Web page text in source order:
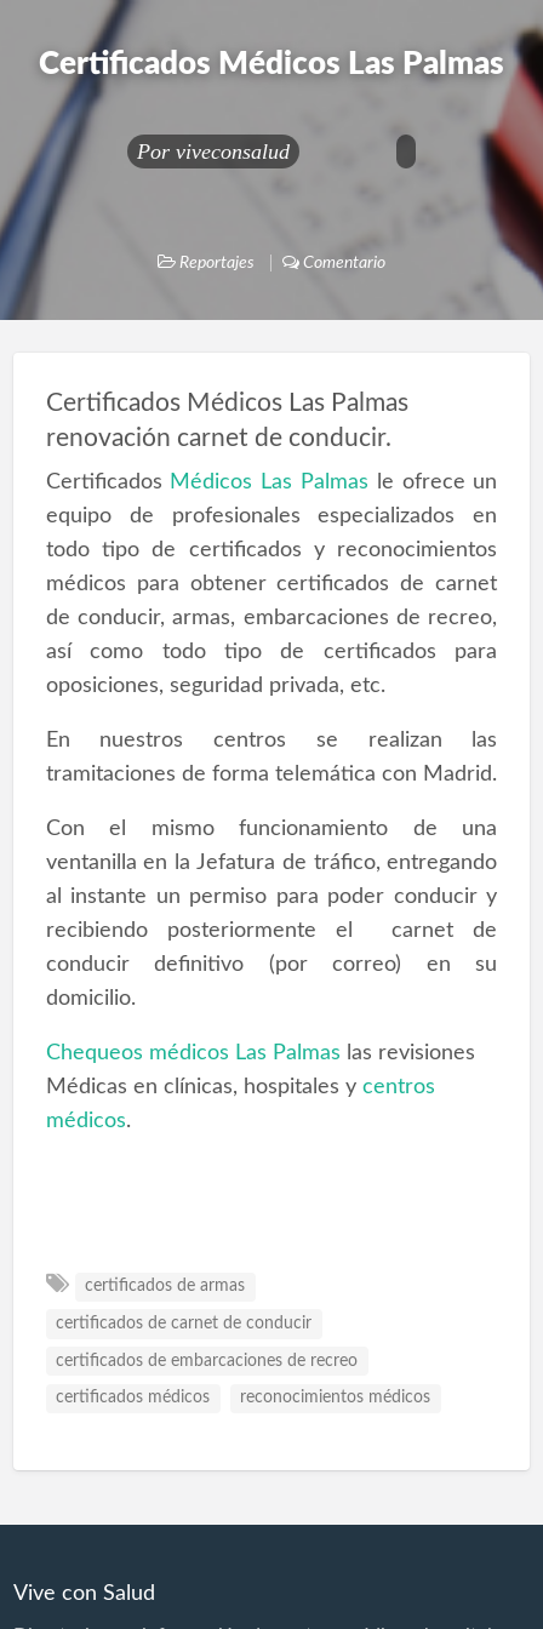
Certificados Médicos Las Palmas
Por viveconsalud
Reportajes Comentario
Certificados Médicos Las Palmas
renovación carnet de conducir.
Certificados Médicos Las Palmas le ofrece un
equipo de profesionales especializados en
todo tipo de certificados y reconocimientos
médicos para obtener certificados de carnet
de conducir, armas, embarcaciones de recreo,
así como todo tipo de certificados para
oposiciones, seguridad privada, etc.
En nuestros centros se realizan las
tramitaciones de forma telemática con Madrid.
Con el mismo funcionamiento de una
ventanilla en la Jefatura de tráfico, entregando
al instante un permiso para poder conducir y
recibiendo posteriormente el carnet de
conducir definitivo (por correo) en su
domicilio.
Chequeos médicos Las Palmas las revisiones
Médicas en clínicas, hospitales y centros
médicos.
certificados de armas
certificados de carnet de conducir
certificados de embarcaciones de recreo
certificados médicos reconocimientos médicos
Vive con Salud